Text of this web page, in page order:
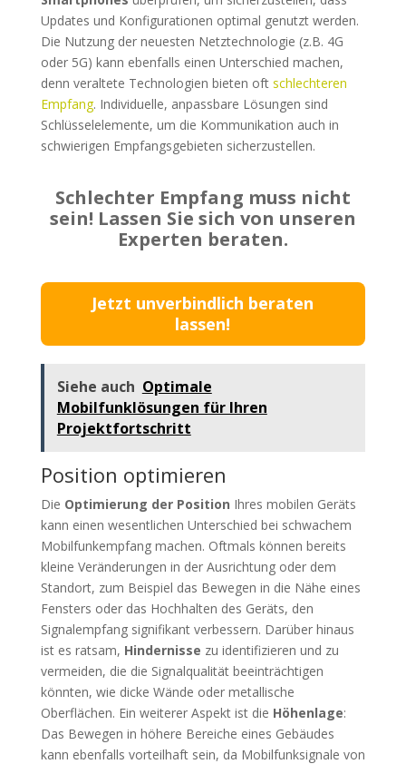
Updates und Konfigurationen optimal genutzt werden.
Die Nutzung der neuesten Netztechnologie (z.B. 4G
oder 5G) kann ebenfalls einen Unterschied machen,
denn veraltete Technologien bieten oft schlechteren
Empfang. Individuelle, anpassbare Lösungen sind
Schlüsselelemente, um die Kommunikation auch in
schwierigen Empfangsgebieten sicherzustellen.
Schlechter Empfang muss nicht
sein! Lassen Sie sich von unseren
Experten beraten.
Jetzt unverbindlich beraten
lassen!
Siehe auch Optimale
Mobilfunklösungen für Ihren
Projektfortschritt
Position optimieren
Die Optimierung der Position Ihres mobilen Geräts
kann einen wesentlichen Unterschied bei schwachem
Mobilfunkempfang machen. Oftmals können bereits
kleine Veränderungen in der Ausrichtung oder dem
Standort, zum Beispiel das Bewegen in die Nähe eines
Fensters oder das Hochhalten des Geräts, den
Signalempfang signifikant verbessern. Darüber hinaus
ist es ratsam, Hindernisse zu identifizieren und zu
vermeiden, die die Signalqualität beeinträchtigen
könnten, wie dicke Wände oder metallische
Oberflächen. Ein weiterer Aspekt ist die Höhenlage:
Das Bewegen in höhere Bereiche eines Gebäudes
kann ebenfalls vorteilhaft sein, da Mobilfunksignale von